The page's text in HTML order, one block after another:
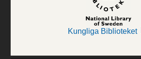
Kungliga Biblioteket